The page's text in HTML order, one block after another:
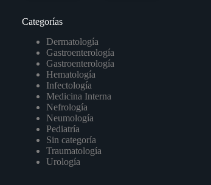
Categorías
Dermatología
Gastroenterología
Gastroenterología
Hematología
Infectología
Medicina Interna
Nefrología
Neumología
Pediatría
Sin categoría
Traumatología
Urología